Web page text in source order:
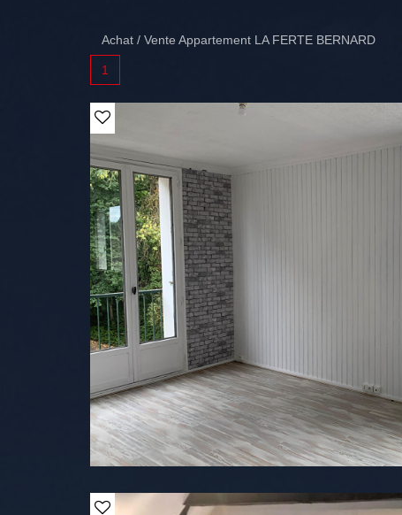
Achat / Vente Appartement LA FERTE BERNARD
1